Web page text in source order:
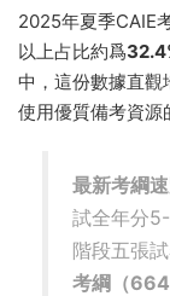
2025年夏季CAIE
以上占比約爲
中，這份數據直觀
使用優質備考資源
最新考綱
試全年分
階段五張試
考綱（